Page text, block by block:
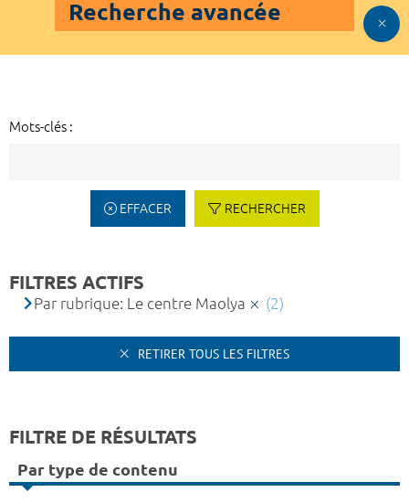
Recherche avancée
Mots-clés :
EFFACER RECHERCHER
FILTRES ACTIFS
Par rubrique: Le centre Maolya (2)
RETIRER TOUS LES FILTRES
FILTRE DE RÉSULTATS
Par type de contenu